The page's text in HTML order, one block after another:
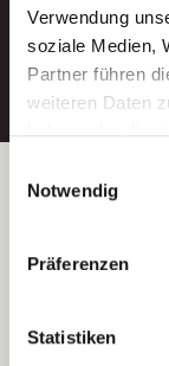
Verwendung
soziale Medien,
Partner führen
weiteren Daten
Wenn Sie auf
Sie der
Ihre
indem Sie die
unserer
Notwendig
Präferenzen
Statistiken
Betreiber der
Kantstraße 45a
(Ein
e.V.)